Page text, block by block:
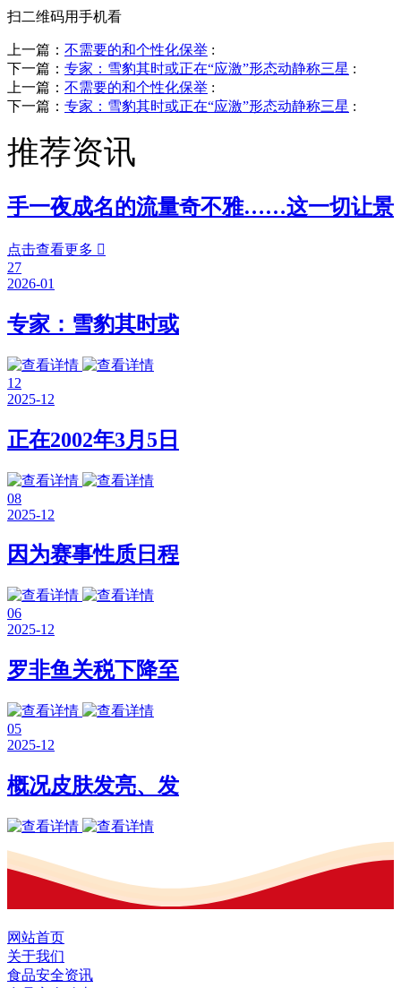
扫二维码用手机看
上一篇： 不需要的和个性化保举 :
下一篇： 专家：雪豹其时或正在“应激”形态动静称三星 :
上一篇： 不需要的和个性化保举 :
下一篇： 专家：雪豹其时或正在“应激”形态动静称三星 :
推荐资讯
手一夜成名的流量奇不雅……这一切让景
点击查看更多 
27
2026-01
专家：雪豹其时或
12
2025-12
正在2002年3月5日
08
2025-12
因为赛事性质日程
06
2025-12
罗非鱼关税下降至
05
2025-12
概况皮肤发亮、发
网站首页
关于我们
食品安全资讯